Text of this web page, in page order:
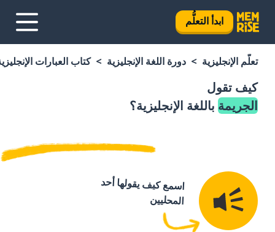
ابدأ التعلُّم
تعلَّم الإنجليزية دورة اللغة الإنجليزية كتاب العبارات
كيف تقول
الجريمة باللغة الإنجليزية؟
اسمع كيف يقولها أحد
المحليين